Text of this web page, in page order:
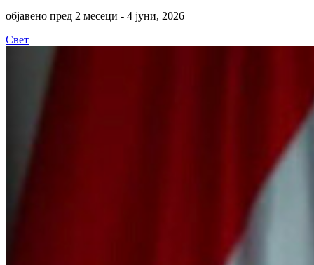
објавено пред 2 месеци - 4 јуни, 2026
Свет